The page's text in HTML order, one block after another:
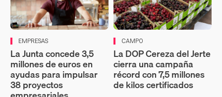
EMPRESAS
La Junta concede 3,5
millones de euros en
ayudas para impulsar
38 proyectos
CAMPO
La DOP Cereza del Jerte
cierra una campaña
récord con 7,5 millones
de kilos certificados